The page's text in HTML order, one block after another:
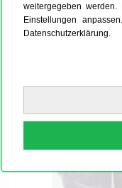
weitergegeben
Einstellungen
Datenschutzerklärung.
Dein
Drucktechnik